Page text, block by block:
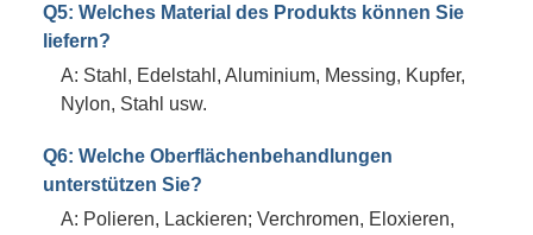
Q5: Welches Material des Produkts können Sie
liefern?
A: Stahl, Edelstahl, Aluminium, Messing, Kupfer,
Nylon, Stahl usw.
Q6: Welche Oberflächenbehandlungen
unterstützen Sie?
A: Polieren, Lackieren; Verchromen, Eloxieren,